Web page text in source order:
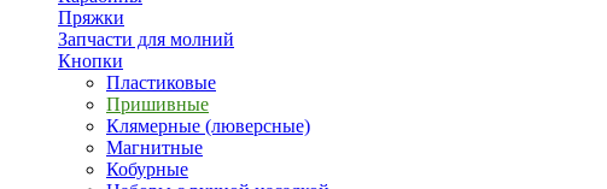
Пряжки
Запчасти для молний
Кнопки
Пластиковые
Пришивные
Клямерные (люверсные)
Магнитные
Кобурные